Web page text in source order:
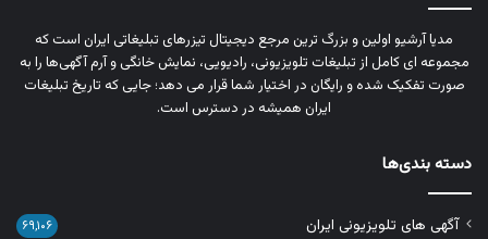
مدیا آرشیو اولین و بزرگ‌ ترین مرجع دیجیتال تیزرهای تبلیغاتی ایران است که
مجموعه‌ ای کامل از تبلیغات تلویزیونی، رادیویی، نمایش خانگی و آرم‌ آگهی‌ها را به‌
صورت تفکیک‌ شده و رایگان در اختیار شما قرار می‌ دهد؛ جایی که تاریخ تبلیغات
ایران همیشه در دسترس است.
دسته بندی‌ها
آگهی های تلویزیونی ایران ۶۹,۱۰۶